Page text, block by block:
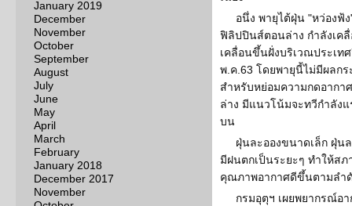
January 2019
December
November
October
September
August
July
June
May
April
March
February
January 2018
December 2017
November
อนึ่ง พายุไต้ฝุ่น "หว่องฟ้
ฟิลิปปินส์ตอนล่าง กำลังเค
เคลื่อนขึ้นฝั่งบริเวณประเ
พ.ค.63 โดยพายุนี้ไม่มีผลก
สำหรับหย่อมความกดอากา
ล่าง มีแนวโน้มจะทวีกำลัง
บน
ฝุ่นละอองขนาดเล็ก ฝุ่น
มีฝนตกเป็นระยะๆ ทำให้ส
คุณภาพอากาศดีขึ้นตามลำ
กรมอุตุฯ เผยพยากรณ์อ